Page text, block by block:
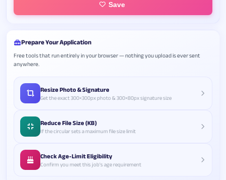
Save
Prepare Your Application
Free tools that run entirely in your browser — nothing you upload is ever sent
anywhere.
Resize Photo & Signature
Get the exact 300×300px photo & 300×80px signature size
Reduce File Size (KB)
If the circular sets a maximum file size limit
Check Age-Limit Eligibility
Confirm you meet this job's age requirement